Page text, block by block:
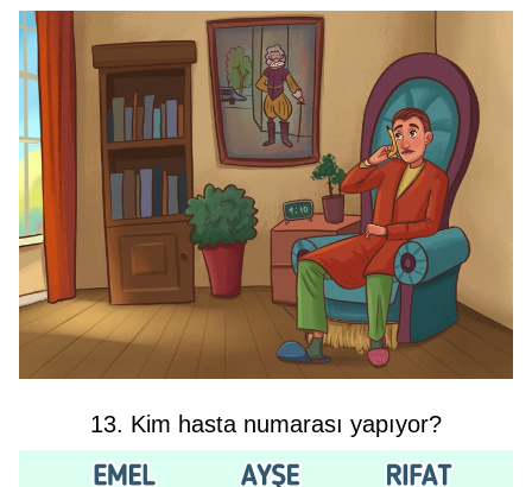
13. Kim hasta numarası yapıyor?